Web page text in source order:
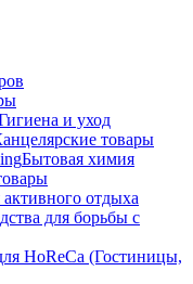
и уход
товары
Бытовая химия
отдыха
для борьбы с
HoReCa (Гостиницы,